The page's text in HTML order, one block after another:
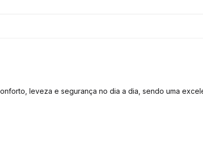
leveza e segurança no dia a dia, sendo uma